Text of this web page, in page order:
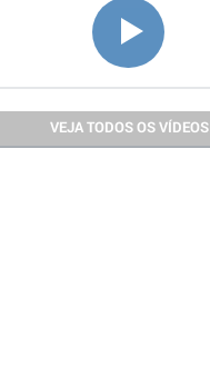
VEJA TODOS OS VÍDEOS